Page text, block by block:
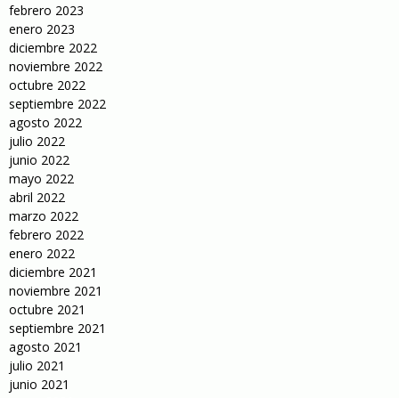
febrero 2023
enero 2023
diciembre 2022
noviembre 2022
octubre 2022
septiembre 2022
agosto 2022
julio 2022
junio 2022
mayo 2022
abril 2022
marzo 2022
febrero 2022
enero 2022
diciembre 2021
noviembre 2021
octubre 2021
septiembre 2021
agosto 2021
julio 2021
junio 2021